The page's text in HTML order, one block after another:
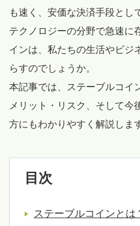
も速く、安価な決済手段とし
テクノロジーの分野で急速に
インは、私たちの生活やビジ
らすのでしょうか。
本記事では、ステーブルコイ
メリット・リスク、そして今
方にもわかりやすく解説しま
目次
ステーブルコインと